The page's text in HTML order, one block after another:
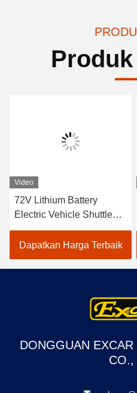
Video
72V Lithium Battery
Electric Vehicle Shuttle
Bus 18 Penumpang Bus
Terbuka Untuk Wisata
Dapatkan Harga Terbaik
DONGGUAN
CO.,